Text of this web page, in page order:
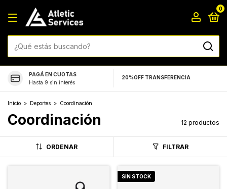
0
PAGÁ EN CUOTAS
Hasta 9 sin interés
20%OFF TRANSFERENCIA
Inicio > Deportes > Coordinación
Coordinación 12 productos
ORDENAR FILTRAR
SIN STOCK